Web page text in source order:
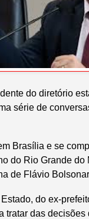
do diretório
série de
Brasília e se
do Rio Grande
de Flávio
do ex-
tratar das